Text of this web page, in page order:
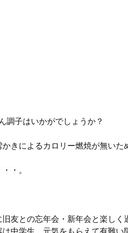
調子はいかがでしょうか？
きによるカロリー燃焼が無いた
・。
友との忘年会・新年会と楽し
中学生。元気をもらえて有難い